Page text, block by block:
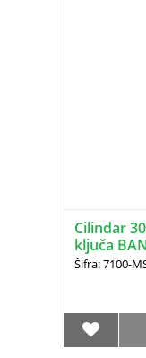
Cilindar
ključa
Šifra: 7100-